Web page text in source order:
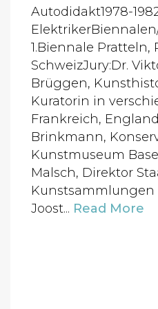
Autodidakt1978-
1.Biennale Pratteln,
SchweizJury:Dr.
Brüggen,
Kuratorin in
Frankreich,
Brinkmann,
Kunstmuseum
Malsch, Direktor
Kunstsammlungen
Joost... Read More